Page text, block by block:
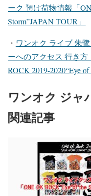
ーク 預け荷物情報「
Storm”JAPAN TOUR」
・ ワンオク ライブ 朱
ーへのアクセス 行き
ROCK 2019-2020“Eye
ワンオク ジャ
関連記事